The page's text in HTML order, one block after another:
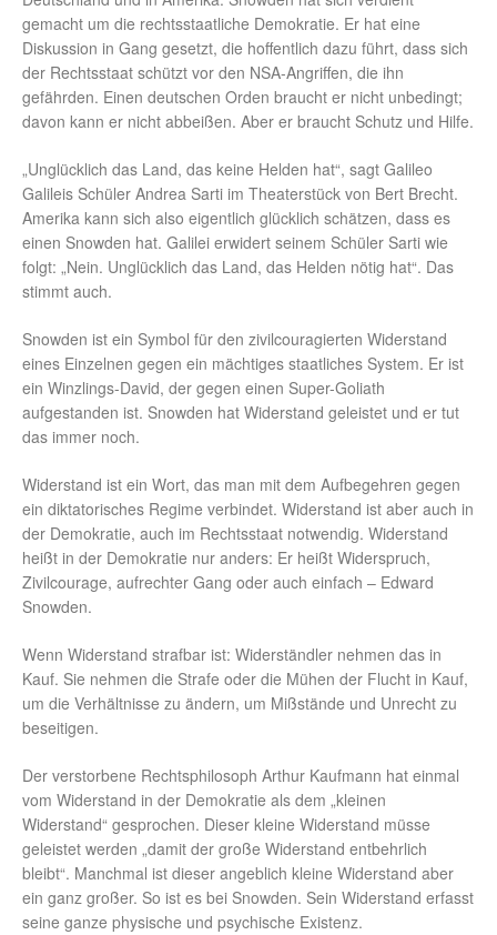
gemacht um die rechtsstaatliche Demokratie. Er hat eine
Diskussion in Gang gesetzt, die hoffentlich dazu führt, dass sich
der Rechtsstaat schützt vor den NSA-Angriffen, die ihn
gefährden. Einen deutschen Orden braucht er nicht unbedingt;
davon kann er nicht abbeißen. Aber er braucht Schutz und Hilfe.
„Unglücklich das Land, das keine Helden hat“, sagt Galileo
Galileis Schüler Andrea Sarti im Theaterstück von Bert Brecht.
Amerika kann sich also eigentlich glücklich schätzen, dass es
einen Snowden hat. Galilei erwidert seinem Schüler Sarti wie
folgt: „Nein. Unglücklich das Land, das Helden nötig hat“. Das
stimmt auch.
Snowden ist ein Symbol für den zivilcouragierten Widerstand
eines Einzelnen gegen ein mächtiges staatliches System. Er ist
ein Winzlings-David, der gegen einen Super-Goliath
aufgestanden ist. Snowden hat Widerstand geleistet und er tut
das immer noch.
Widerstand ist ein Wort, das man mit dem Aufbegehren gegen
ein diktatorisches Regime verbindet. Widerstand ist aber auch in
der Demokratie, auch im Rechtsstaat notwendig. Widerstand
heißt in der Demokratie nur anders: Er heißt Widerspruch,
Zivilcourage, aufrechter Gang oder auch einfach – Edward
Snowden.
Wenn Widerstand strafbar ist: Widerständler nehmen das in
Kauf. Sie nehmen die Strafe oder die Mühen der Flucht in Kauf,
um die Verhältnisse zu ändern, um Mißstände und Unrecht zu
beseitigen.
Der verstorbene Rechtsphilosoph Arthur Kaufmann hat einmal
vom Widerstand in der Demokratie als dem „kleinen
Widerstand“ gesprochen. Dieser kleine Widerstand müsse
geleistet werden „damit der große Widerstand entbehrlich
bleibt“. Manchmal ist dieser angeblich kleine Widerstand aber
ein ganz großer. So ist es bei Snowden. Sein Widerstand erfasst
seine ganze physische und psychische Existenz.